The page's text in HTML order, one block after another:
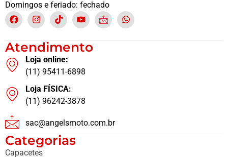
Domingos e feriado: fechado
Atendimento
Loja online:
(11) 95411-6898
Loja FÍSICA:
(11) 96242-3878
sac@angelsmoto.com.br
Categorias
Capacetes